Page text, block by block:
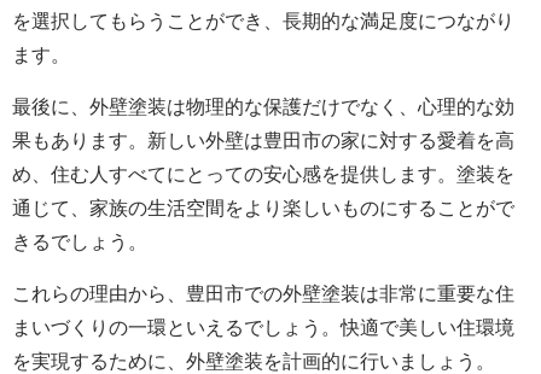
を選択してもらうことができ、長期的な満足度につながり
ます。
最後に、外壁塗装は物理的な保護だけでなく、心理的な効
果もあります。新しい外壁は豊田市の家に対する愛着を高
め、住む人すべてにとっての安心感を提供します。塗装を
通じて、家族の生活空間をより楽しいものにすることがで
きるでしょう。
これらの理由から、豊田市での外壁塗装は非常に重要な住
まいづくりの一環といえるでしょう。快適で美しい住環境
を実現するために、外壁塗装を計画的に行いましょう。